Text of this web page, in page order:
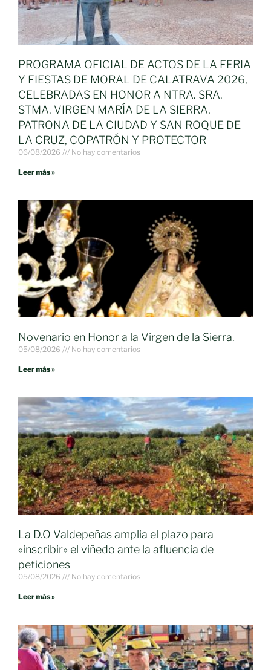
PROGRAMA OFICIAL DE ACTOS DE LA FERIA
Y FIESTAS DE MORAL DE CALATRAVA 2026,
CELEBRADAS EN HONOR A NTRA. SRA.
STMA. VIRGEN MARÍA DE LA SIERRA,
PATRONA DE LA CIUDAD Y SAN ROQUE DE
LA CRUZ, COPATRÓN Y PROTECTOR
06/08/2026 No hay comentarios
Leer más »
Novenario en Honor a la Virgen de la Sierra.
05/08/2026 No hay comentarios
Leer más »
La D.O Valdepeñas amplia el plazo para
«inscribir» el viñedo ante la afluencia de
peticiones
05/08/2026 No hay comentarios
Leer más »